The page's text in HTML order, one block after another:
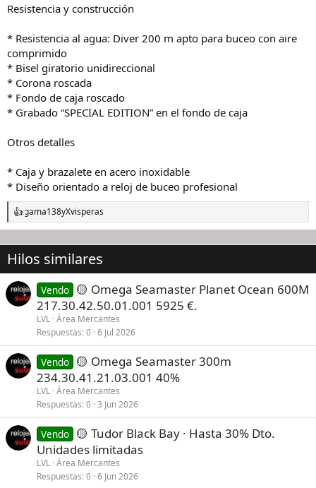
Resistencia y construcción
* Resistencia al agua: Diver 200 m apto para buceo con aire
comprimido
* Bisel giratorio unidireccional
* Corona roscada
* Fondo de caja roscado
* Grabado “SPECIAL EDITION” en el fondo de caja
Otros detalles
* Caja y brazalete en acero inoxidable
* Diseño orientado a reloj de buceo profesional
R
e
c
i
o
n
e
gama138yXvisperas
Hilos similares
Vendo 🟡 Omega Seamaster Planet Ocean 600M
217.30.42.50.01.001 5925 €.
LVL Área Mercantes
Respuestas 0 6 Jul 2026
Vendo 🟡 Omega Seamaster 300m
234.30.41.21.03.001 40%
LVL Área Mercantes
Respuestas 0 3 Jun 2026
Vendo 🟡 Tudor Black Bay · Hasta 30% Dto.
Unidades limitadas
LVL Área Mercantes
Respuestas 0 6 Jun 2026